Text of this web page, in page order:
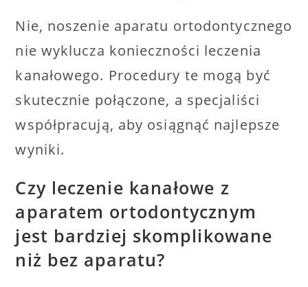
Nie, noszenie aparatu ortodontycznego
nie wyklucza konieczności leczenia
kanałowego. Procedury te mogą być
skutecznie połączone, a specjaliści
współpracują, aby osiągnąć najlepsze
wyniki.
Czy leczenie kanałowe z
aparatem ortodontycznym
jest bardziej skomplikowane
niż bez aparatu?